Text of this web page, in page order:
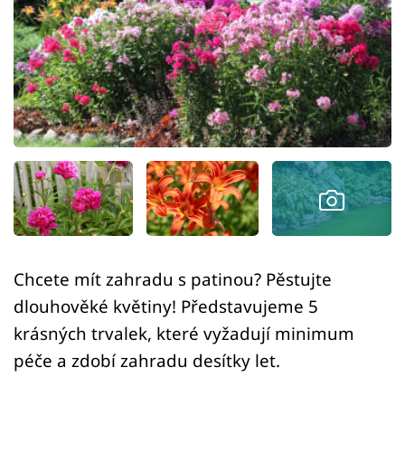
Design
Sledujte prima+
Přihlášení
Sledujte nás
Chcete mít zahradu s patinou? Pěstujte
dlouhověké květiny! Představujeme 5
krásných trvalek, které vyžadují minimum
péče a zdobí zahradu desítky let.